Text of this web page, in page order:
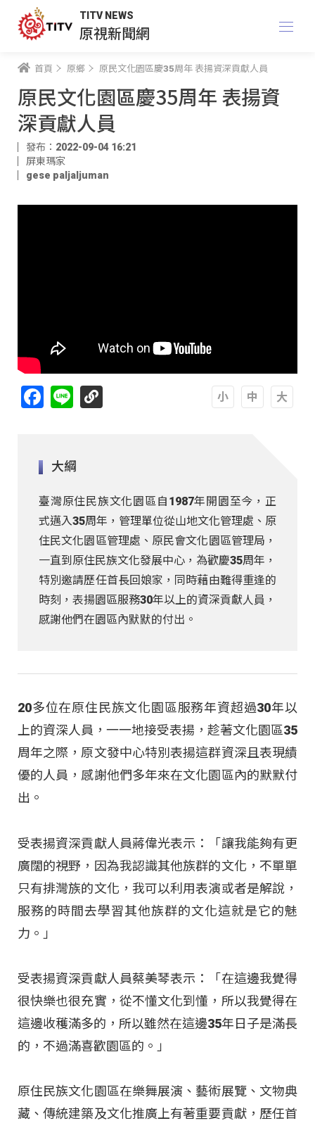
TITV NEWS
原視新聞網
首頁 原鄉 原民文化園區慶35周年 表揚資深貢獻人員
原民文化園區慶35周年 表揚資
深貢獻人員
發布：2022-09-04 16:21
屏東瑪家
gese paljaljuman
Facebook
Line
大綱
臺灣原住民族文化園區自1987年開園至今，正
式邁入35周年，管理單位從山地文化管理處、原
住民文化園區管理處、原民會文化園區管理局，
一直到原住民族文化發展中心，為歡慶35周年，
特別邀請歷任首長回娘家，同時藉由難得重逢的
時刻，表揚園區服務30年以上的資深貢獻人員，
感謝他們在園區內默默的付出。
20多位在原住民族文化園區服務年資超過30年以
上的資深人員，一一地接受表揚，趁著文化園區35
周年之際，原文發中心特別表揚這群資深且表現績
優的人員，感謝他們多年來在文化園區內的默默付
出。
受表揚資深貢獻人員蔣偉光表示：「讓我能夠有更
廣闊的視野，因為我認識其他族群的文化，不單單
只有排灣族的文化，我可以利用表演或者是解說，
服務的時間去學習其他族群的文化這就是它的魅
力。」
受表揚資深貢獻人員蔡美琴表示：「在這邊我覺得
很快樂也很充實，從不懂文化到懂，所以我覺得在
這邊收穫滿多的，所以雖然在這邊35年日子是滿長
的，不過滿喜歡園區的。」
原住民族文化園區在樂舞展演、藝術展覽、文物典
藏、傳統建築及文化推廣上有著重要貢獻，歷任首